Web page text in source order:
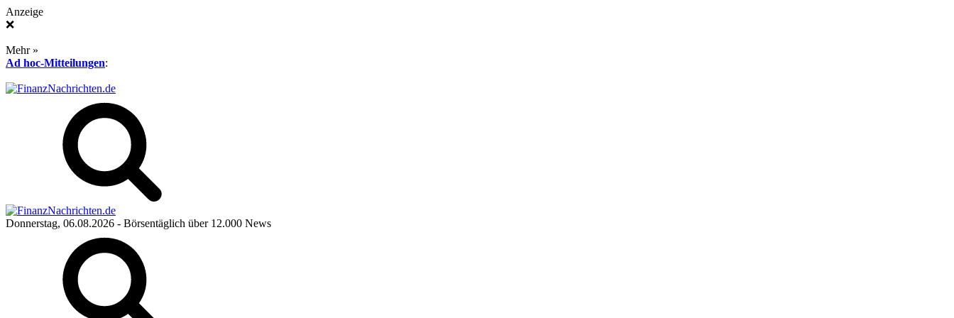
Anzeige
❌
Mehr »
Ad hoc-Mitteilungen:
Donnerstag, 06.08.2026 - Börsentäglich über 12.000 News